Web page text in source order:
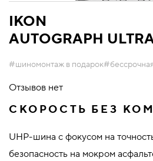
IKON
AUTOGRAPH
#шиномонтаж в подарок
Отзывов нет
СКОРОСТЬ БЕЗ
UHP-шина с фокусом на
безопасность на мокром